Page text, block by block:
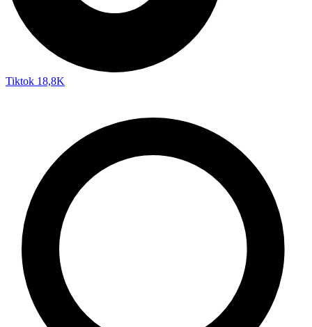
Tiktok 18,8K